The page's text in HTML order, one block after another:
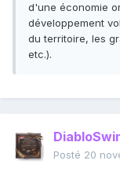
d'une économie
développement
du territoire, les
etc.).
Posté 20